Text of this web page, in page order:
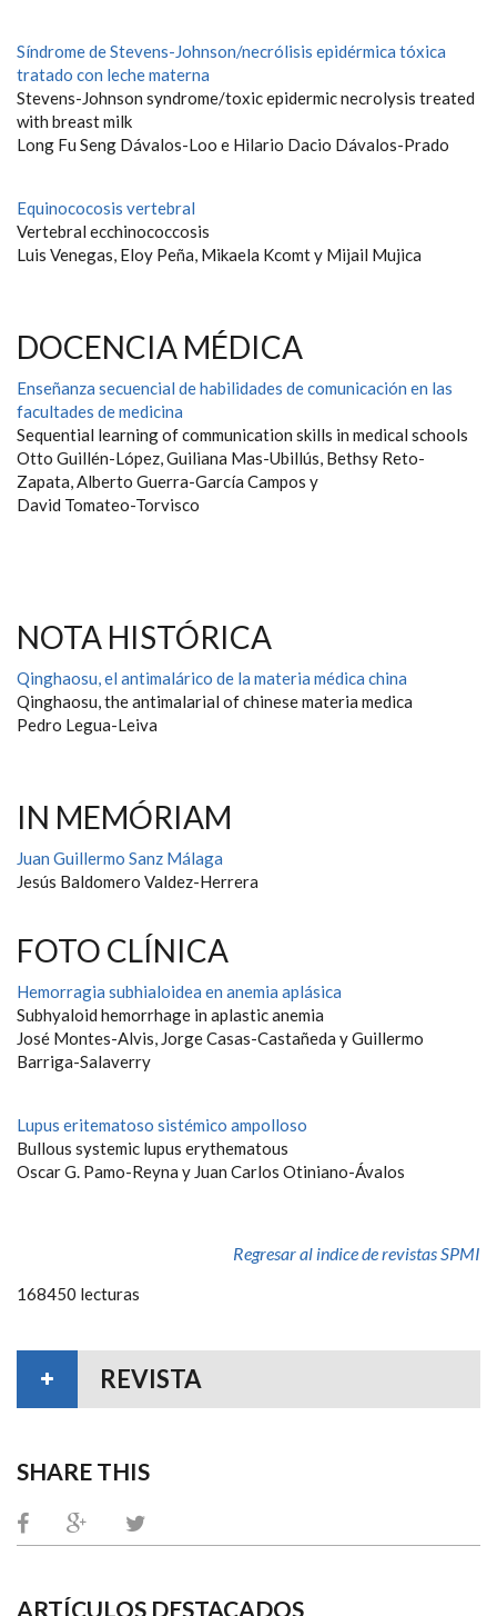
Síndrome de Stevens-Johnson/necrólisis epidérmica tóxica
tratado con leche materna
Stevens-Johnson syndrome/toxic epidermic necrolysis treated
with breast milk
Long Fu Seng Dávalos-Loo e Hilario Dacio Dávalos-Prado
Equinococosis vertebral
Vertebral ecchinococcosis
Luis Venegas, Eloy Peña, Mikaela Kcomt y Mijail Mujica
DOCENCIA MÉDICA
Enseñanza secuencial de habilidades de comunicación en las
facultades de medicina
Sequential learning of communication skills in medical schools
Otto Guillén-López, Guiliana Mas-Ubillús, Bethsy Reto-
Zapata, Alberto Guerra-García Campos y
David Tomateo-Torvisco
NOTA HISTÓRICA
Qinghaosu, el antimalárico de la materia médica china
Qinghaosu, the antimalarial of chinese materia medica
Pedro Legua-Leiva
IN MEMÓRIAM
Juan Guillermo Sanz Málaga
Jesús Baldomero Valdez-Herrera
FOTO CLÍNICA
Hemorragia subhialoidea en anemia aplásica
Subhyaloid hemorrhage in aplastic anemia
José Montes-Alvis, Jorge Casas-Castañeda y Guillermo
Barriga-Salaverry
Lupus eritematoso sistémico ampolloso
Bullous systemic lupus erythematous
Oscar G. Pamo-Reyna y Juan Carlos Otiniano-Ávalos
Regresar al indice de revistas SPMI
168450 lecturas
REVISTA
SHARE THIS
ARTÍCULOS DESTACADOS